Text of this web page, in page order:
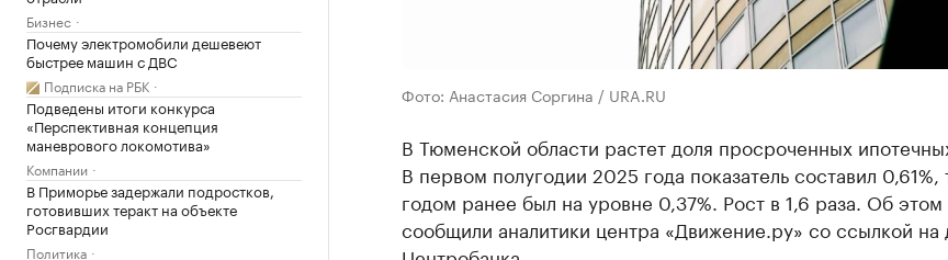
Бизнес
Почему электромобили дешевеют
быстрее машин с ДВС
Подписка на РБК
Подведены итоги конкурса
«Перспективная концепция
маневрового локомотива»
Компании
В Приморье задержали подростков,
готовивших теракт на объекте
Росгвардии
Политика
Фото: Анастасия Соргина / URA.RU
В Тюменской области растет доля просроченных
В первом полугодии 2025 года показатель составил 0,61%,
годом ранее был на уровне 0,37%. Рост в 1,6 раза. Об
сообщили аналитики центра «Движение.ру» со ссылкой на